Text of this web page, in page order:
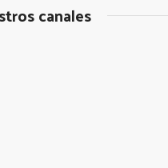
canales